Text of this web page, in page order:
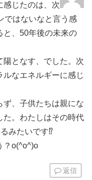
感じたのは、次
ではないなと言う感
と、50年後の未来の
となす、でした。次
なエネルギーに感じ
ず、子供たちは親にな
た。わたしはその時代
みたいです⁉
？o(^o^)o
返信